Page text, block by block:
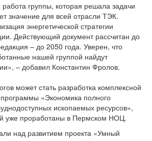
группы, которая решала задачи
значение для всей отрасли ТЭК.
энергетической стратегии
Действующий документ рассчитан до
– до 2050 года. Уверен, что
нашей группой найдут
– добавил Константин Фролов.
может стать разработка комплексной
программы «Экономика полного
ископаемых ресурсов»,
уже проработаны в Пермском НОЦ.
над развитием проекта «Умный